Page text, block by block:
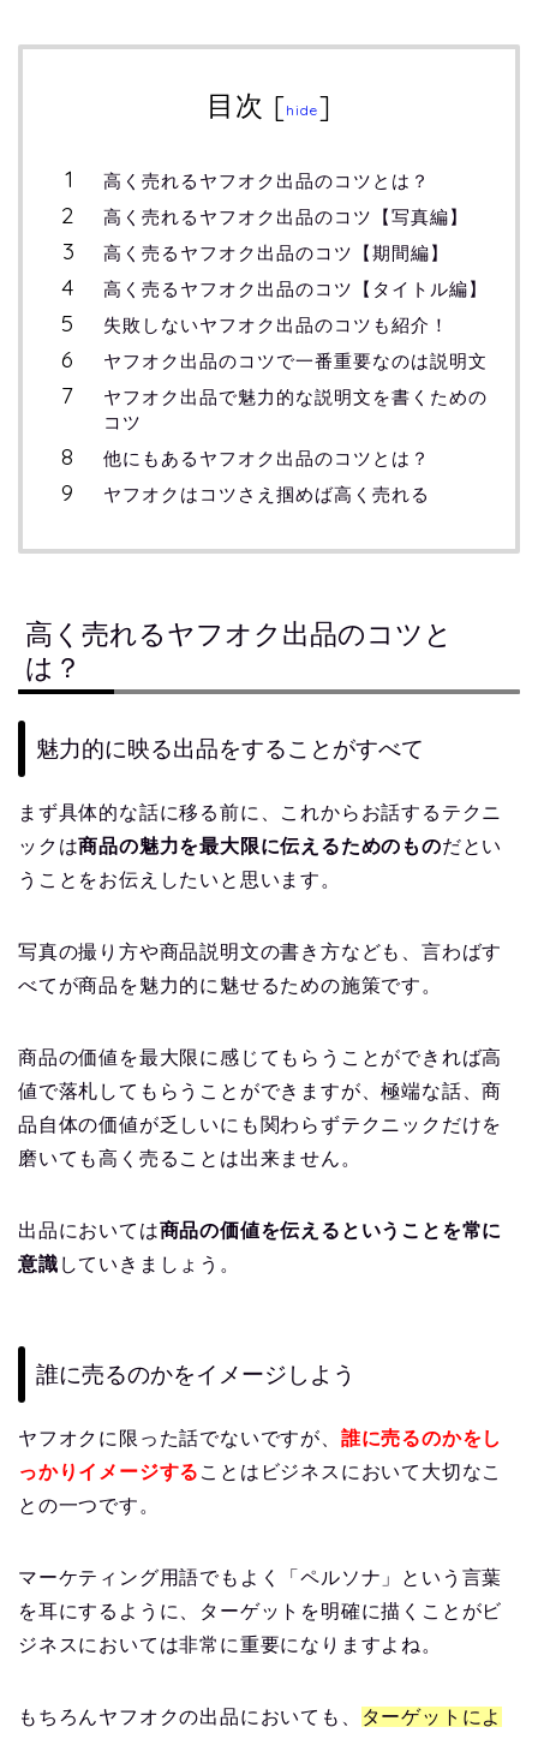
目次 [hide]
高く売れるヤフオク出品のコツとは？
高く売れるヤフオク出品のコツ【写真編】
高く売るヤフオク出品のコツ【期間編】
高く売るヤフオク出品のコツ【タイトル編】
失敗しないヤフオク出品のコツも紹介！
ヤフオク出品のコツで一番重要なのは説明文
ヤフオク出品で魅力的な説明文を書くための
コツ
他にもあるヤフオク出品のコツとは？
ヤフオクはコツさえ掴めば高く売れる
高く売れるヤフオク出品のコツと
は？
魅力的に映る出品をすることがすべて
まず具体的な話に移る前に、これからお話するテクニ
ックは商品の魅力を最大限に伝えるためのものだとい
うことをお伝えしたいと思います。
写真の撮り方や商品説明文の書き方なども、言わばす
べてが商品を魅力的に魅せるための施策です。
商品の価値を最大限に感じてもらうことができれば高
値で落札してもらうことができますが、極端な話、商
品自体の価値が乏しいにも関わらずテクニックだけを
磨いても高く売ることは出来ません。
出品においては商品の価値を伝えるということを常に
意識 していきましょう。
誰に売るのかをイメージしよう
ヤフオクに限った話でないですが、 誰に売るのかをし
っかりイメージする ことはビジネスにおいて大切なこ
との一つです。
マーケティング用語でもよく「ペルソナ」という言葉
を耳にするように、ターゲットを明確に描くことがビ
ジネスにおいては非常に重要になりますよね。
もちろんヤフオクの出品においても、
ターゲットによ